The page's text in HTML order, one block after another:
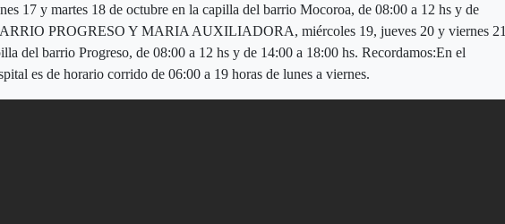
17 y martes 18 de octubre en la capilla del barrio Mocoroa, de 08:00 a 12 hs y de
PROGRESO Y MARIA AUXILIADORA, miércoles 19, jueves 20 y viernes 21
del barrio Progreso, de 08:00 a 12 hs y de 14:00 a 18:00 hs. Recordamos:En el
es de horario corrido de 06:00 a 19 horas de lunes a viernes.